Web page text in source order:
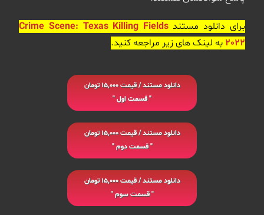
برای دانلود مستندCrime Scene: Texas Killing Fields
2022 به لینک های زیر مراجعه کنید.
دانلود مستند / قیمت 15,000 تومان
" قسمت اول "
دانلود مستند / قیمت 15,000 تومان
" قسمت دوم "
دانلود مستند / قیمت 15,000 تومان
" قسمت سوم "